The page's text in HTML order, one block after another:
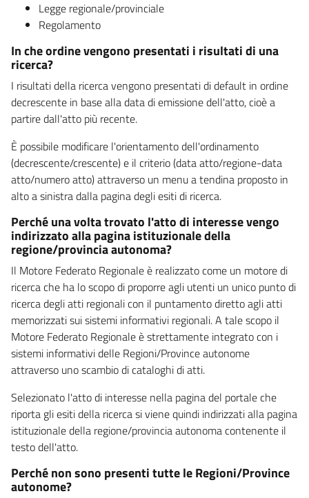
Legge regionale/provinciale
Regolamento
In che ordine vengono presentati i risultati di una
ricerca?
I risultati della ricerca vengono presentati di default in ordine
decrescente in base alla data di emissione dell'atto, cioè a
partire dall'atto più recente.
È possibile modificare l'orientamento dell'ordinamento
(decrescente/crescente) e il criterio (data atto/regione-data
atto/numero atto) attraverso un menu a tendina proposto in
alto a sinistra dalla pagina degli esiti di ricerca.
Perché una volta trovato l'atto di interesse vengo
indirizzato alla pagina istituzionale della
regione/provincia autonoma?
Il Motore Federato Regionale è realizzato come un motore di
ricerca che ha lo scopo di proporre agli utenti un unico punto di
ricerca degli atti regionali con il puntamento diretto agli atti
memorizzati sui sistemi informativi regionali. A tale scopo il
Motore Federato Regionale è strettamente integrato con i
sistemi informativi delle Regioni/Province autonome
attraverso uno scambio di cataloghi di atti.
Selezionato l'atto di interesse nella pagina del portale che
riporta gli esiti della ricerca si viene quindi indirizzati alla pagina
istituzionale della regione/provincia autonoma contenente il
testo dell'atto.
Perché non sono presenti tutte le Regioni/Province
autonome?